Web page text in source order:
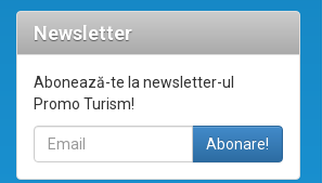
Newsletter
Abonează-te la newsletter-ul
Promo Turism!